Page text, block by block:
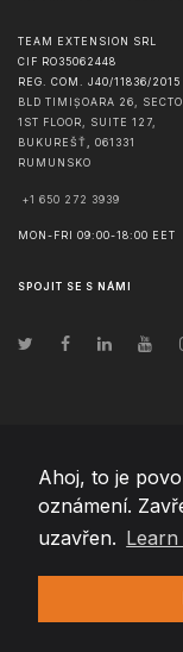
Ahoj, to je
oznámení.
uzavřen.
TEAM EXTENSION SRL
CIF RO35062448
REG. COM. J40/11836/2015
BLD TIMIȘOARA 26,
1ST FLOOR, SUITE 127,
BUKUREŠŤ , 061331
RUMUNSKO
+1 650 272 3939
MON-FRI 09:00-18:00 EET
SPOJIT SE S NÁMI
© Copyright2026
Changelog●